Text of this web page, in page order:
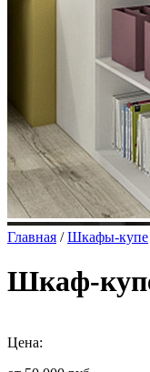
Главная /Шкафы-купе
Шкаф-
Цена: